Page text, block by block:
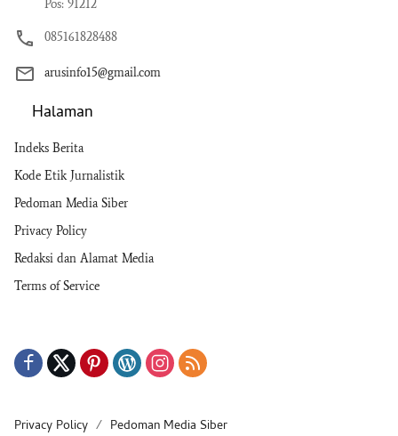
Pos: 91212
085161828488
arusinfo15@gmail.com
Halaman
Indeks Berita
Kode Etik Jurnalistik
Pedoman Media Siber
Privacy Policy
Redaksi dan Alamat Media
Terms of Service
Privacy Policy Pedoman Media Siber